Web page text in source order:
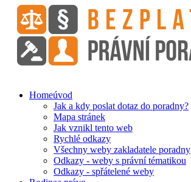
Homeúvod
Jak a kdy poslat dotaz do poradny?
Mapa stránek
Jak vznikl tento web
Rychlé odkazy
Všechny weby zakladatele poradny
Odkazy - weby s právní tématikou
Odkazy - spřátelené weby